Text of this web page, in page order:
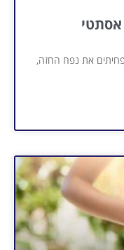
את נפח החזה,